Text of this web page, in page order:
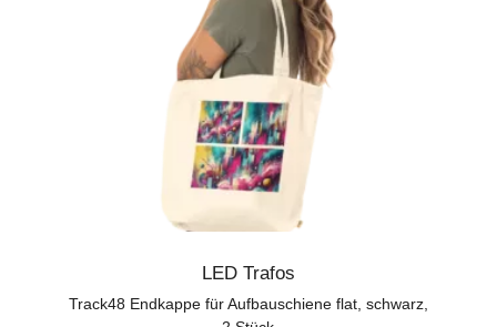
LED Trafos
Track48 Endkappe für Aufbauschiene flat, schwarz,